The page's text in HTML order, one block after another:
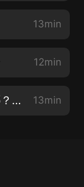
13min
12min
《摸金天師》第008章 活路在哪？（搜：一劍獨尊） 13min